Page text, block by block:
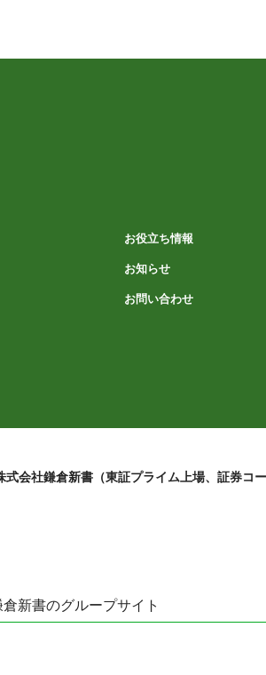
お役立ち情報
お知らせ
お問い合わせ
会社鎌倉新書（東証プライム上場、証券コ
倉新書のグループサイト